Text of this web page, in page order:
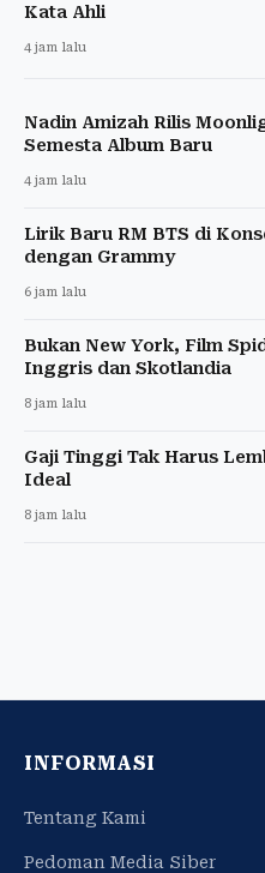
Kata Ahli
4 jam lalu
Nadin Amizah Rilis
Semesta Album Baru
4 jam lalu
Lirik Baru RM BTS di
dengan Grammy
6 jam lalu
Bukan New York, Film
Inggris dan Skotlandia
8 jam lalu
Gaji Tinggi Tak Harus
Ideal
8 jam lalu
INFORMASI
Tentang Kami
Pedoman Media Siber